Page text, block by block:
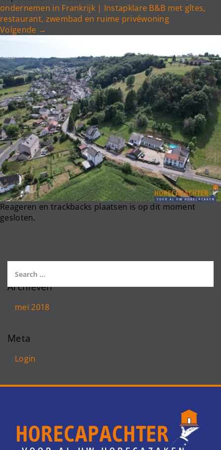
e
g
a
t
i
o
n
ondernemen in Frankrijk | Instapklare B&B met gîtes,
restaurant, zwembad en ruime privéwoning
Volgende →
Reageren en trackbacks plaatsen is op dit moment
gesloten.
Archieven
mei 2018
Meta
Login